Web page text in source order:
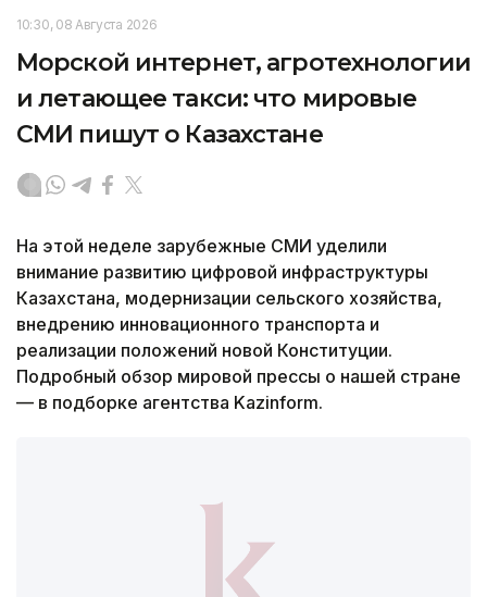
10:30, 08 Августа 2026
Морской интернет, агротехнологии
и летающее такси: что мировые
СМИ пишут о Казахстане
На этой неделе зарубежные СМИ уделили
внимание развитию цифровой инфраструктуры
Казахстана, модернизации сельского хозяйства,
внедрению инновационного транспорта и
реализации положений новой Конституции.
Подробный обзор мировой прессы о нашей стране
— в подборке агентства Kazinform.